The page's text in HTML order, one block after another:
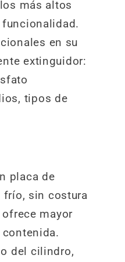
más altos
en su
extinguidor:
tipos de
placa de
frío, sin costura
mayor
del cilindro,